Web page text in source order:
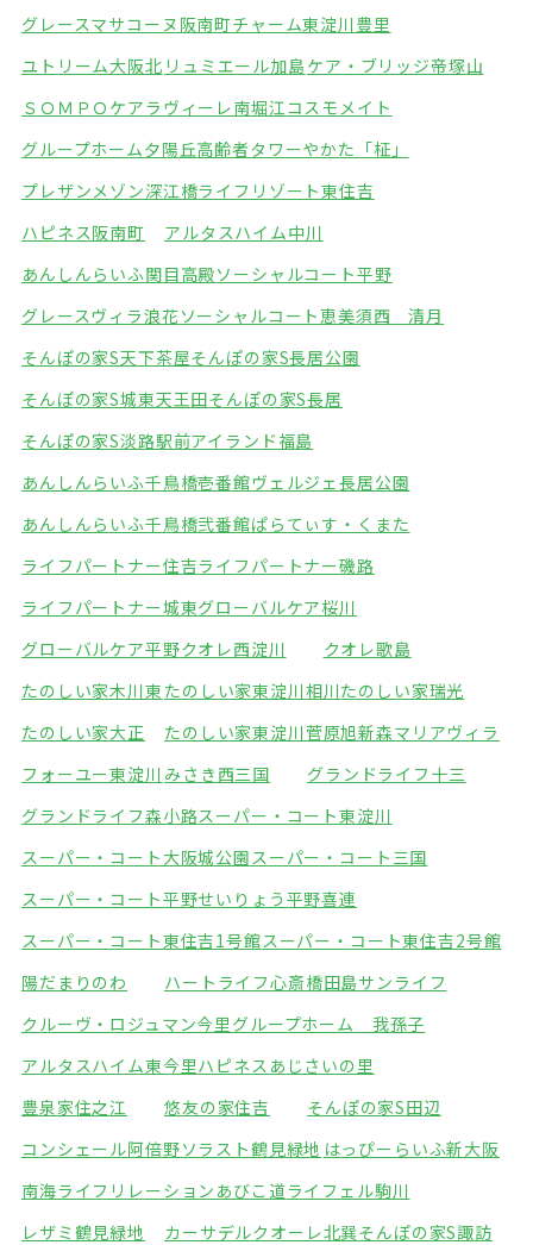
グレースマサコーヌ阪南町チャーム東淀川豊里
ユトリーム大阪北 リュミエール加島ケア・ブリッジ帝塚山
ＳＯＭＰＯケアラヴィーレ南堀江コスモメイト
グループホーム夕陽丘高齢者タワーやかた「柾」
プレザンメゾン深江橋ライフリゾート東住吉
ハピネス阪南町
アルタスハイム中川
あんしんらいふ関目高殿ソーシャルコート平野
グレースヴィラ浪花ソーシャルコート恵美須西 清月
そんぽの家S天下茶屋そんぽの家S長居公園
そんぽの家S城東天王田そんぽの家S長居
そんぽの家S淡路駅前アイランド福島
あんしんらいふ千鳥橋壱番館ヴェルジェ長居公園
あんしんらいふ千鳥橋弐番館ぱらてぃす・くまた
ライフパートナー住吉ライフパートナー磯路
ライフパートナー城東グローバルケア桜川
グローバルケア平野クオレ西淀川
クオレ歌島
たのしい家木川東 たのしい家東淀川相川たのしい家瑞光
たのしい家大正
たのしい家東淀川菅原旭新森マリアヴィラ
フォーユー東淀川 みさき西三国
グランドライフ十三
グランドライフ森小路スーパー・コート東淀川
スーパー・コート大阪城公園スーパー・コート三国
スーパー・コート平野せいりょう平野喜連
スーパー・コート東住吉1号館スーパー・コート東住吉2号館
陽だまりのわ
ハートライフ心斎橋田島サンライフ
クルーヴ・ロジュマン今里 グループホーム 我孫子
アルタスハイム東今里ハピネスあじさいの里
豊泉家住之江
悠友の家住吉
そんぽの家S田辺
コンシェール阿倍野ソラスト鶴見緑地 はっぴーらいふ新大阪
南海ライフリレーションあびこ道ライフェル駒川
レザミ鶴見緑地
カーサデルクオーレ北巽そんぽの家S諏訪